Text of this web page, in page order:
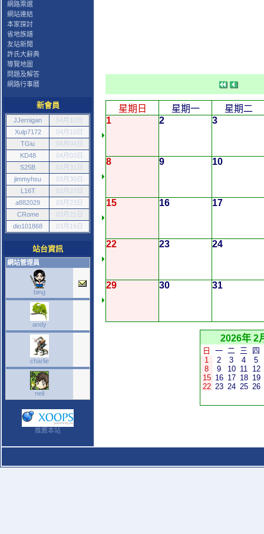
網路票選
網站連結
本家探討
省地族譜
友站新聞
許氏大辭典
導覽地圖
問題及解答
網路行事曆
新會員
JJernigan
04月10日
Xulp7172
04月10日
TGiu
04月04日
KD48
04月03日
S25B
03月31日
jimmyhsu
03月30日
L16T
03月27日
a882029
03月23日
CRome
03月21日
dio101868
03月19日
站台資訊
網站管理員
bing
andy
charlie
neil
推薦本站
星期日 星期一
星期二
1
2 3
8 9 10
15 16 17
22 23 24
29 30 31
2026年 2
日 一 二 三
四
1
2 3 4
5
8
9 10 11 12
15 16 17 18 19
22 23 24 25 26